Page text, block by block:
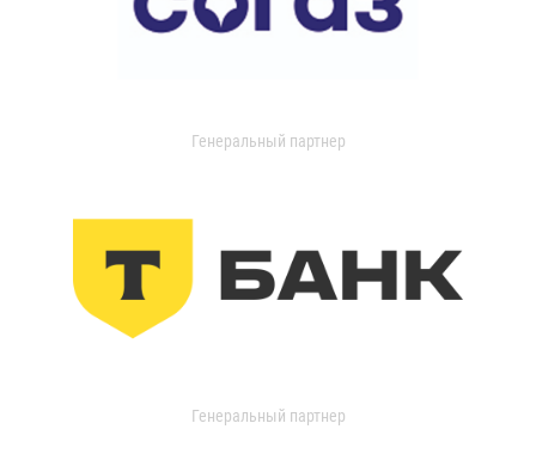
Генеральный партнер
Генеральный партнер